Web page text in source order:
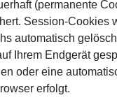
(permanente
Session-Cookies
automatisch
Ihrem Endgerät
oder eine
erfolgt.